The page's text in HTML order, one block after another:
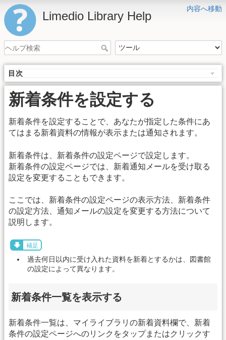
内容へ移動
Limedio Library Help
目次
新着条件を設定する
新着条件を設定することで、あなたが指定した条件にあ
てはまる新着資料の情報が表示または通知されます。
新着条件は、新着条件の設定ページで設定します。
新着条件の設定ページでは、新着通知メールを受け取る
設定を変更することもできます。
ここでは、新着条件の設定ページの表示方法、新着条件
の設定方法、通知メールの設定を変更する方法について
説明します。
補足
過去何日以内に受け入れた資料を新着とするかは、図書館
の設定によって異なります。
新着条件一覧を表示する
新着条件一覧は、マイライブラリの新着資料欄で、新着
条件の設定ページへのリンクをタップまたはクリックす